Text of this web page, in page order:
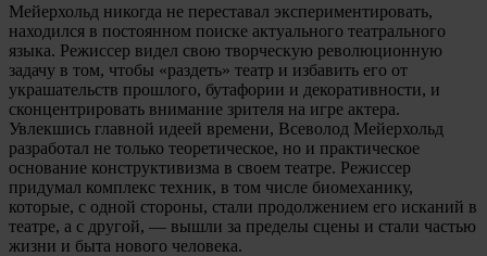
Мейерхольд никогда не переставал экспериментировать,
находился в постоянном поиске актуального театрального
языка. Режиссер видел свою творческую революционную
задачу в том, чтобы «раздеть» театр и избавить его от
украшательств прошлого, бутафории и декоративности, и
сконцентрировать внимание зрителя на игре актера.
Увлекшись главной идеей времени, Всеволод Мейерхольд
разработал не только теоретическое, но и практическое
основание конструктивизма в своем театре. Режиссер
придумал комплекс техник, в том числе биомеханику,
которые, с одной стороны, стали продолжением его исканий в
театре, а с другой, — вышли за пределы сцены и стали частью
жизни и быта нового человека.